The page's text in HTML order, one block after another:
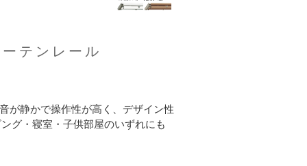
テンレール
が静かで操作性が高く、デザイン性
グ・寝室・子供部屋のいずれにも